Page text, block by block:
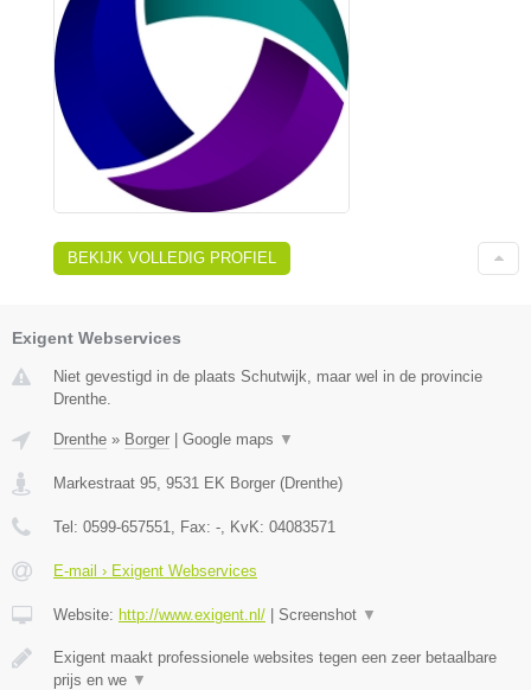
BEKIJK VOLLEDIG PROFIEL
Exigent Webservices
Niet gevestigd in de plaats Schutwijk, maar wel in de provincie
Drenthe.
Drenthe » Borger Google maps ▼
Markestraat 95, 9531 EK Borger (Drenthe)
Tel: 0599-657551, Fax: -, KvK: 04083571
E-mail › Exigent Webservices
Website: http://www.exigent.nl/ Screenshot ▼
Exigent maakt professionele websites tegen een zeer betaalbare
prijs en we ▼